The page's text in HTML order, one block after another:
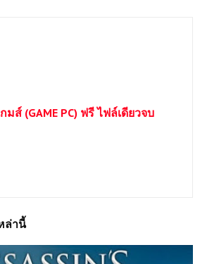
มส์ (GAME PC) ฟรี ไฟล์เดียวจบ
ล่านี้